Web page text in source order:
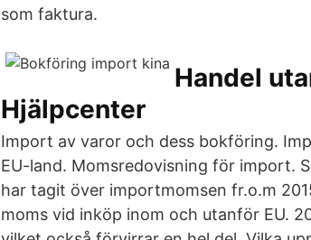
som faktura.
Handel
Hjälpcenter
Import av varor och dess bokföring.
EU-land. Momsredovisning för import.
har tagit över importmomsen fr.o.m
moms vid inköp inom och utanför EU.